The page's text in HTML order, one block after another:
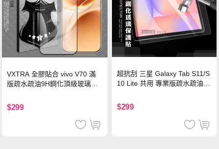
VXTRA 全膠貼合 vivo V70 滿
版疏水疏油9H鋼化頂級玻璃貼
$299
超抗刮 三星 Galaxy Tab S11/S
10 Lite 共用 專業版疏水疏油9
$299